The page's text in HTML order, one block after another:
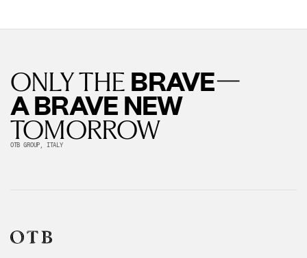
ONLY THE BRAVE—
A BRAVE NEW
TOMORROW
OTB GROUP, ITALY